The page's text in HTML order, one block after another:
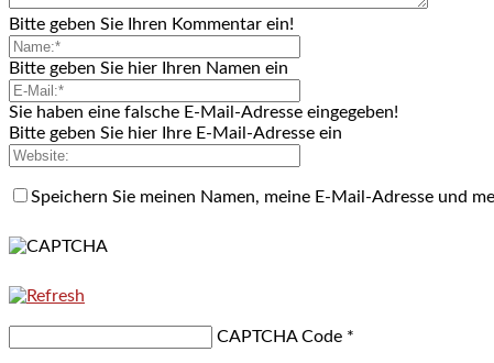
Bitte geben Sie Ihren Kommentar ein!
Bitte geben Sie hier Ihren Namen ein
Sie haben eine falsche E-Mail-Adresse eingegeben!
Bitte geben Sie hier Ihre E-Mail-Adresse ein
Speichern Sie meinen Namen, meine E-Mail-Adresse und
CAPTCHA Code *